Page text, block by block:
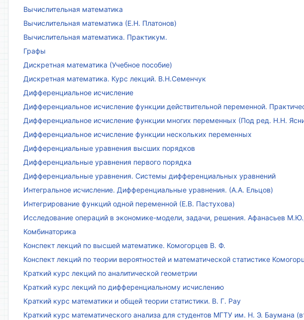
Вычислительная математика
Вычислительная математика (Е.Н. Платонов)
Вычислительная математика. Практикум.
Графы
Дискретная математика (Учебное пособие)
Дискретная математика. Курс лекций. В.Н.Семенчук
Дифференциальное исчисление
Дифференциальное исчисление функции действительной переменной.
Дифференциальное исчисление функции многих переменных (Под ред. Н.Н.
Дифференциальное исчисление функции нескольких переменных
Дифференциальные уравнения высших порядков
Дифференциальные уравнения первого порядка
Дифференциальные уравнения. Системы дифференциальных уравнений
Интегральное исчисление. Дифференциальные уравнения. (А.А. Ельцов)
Интегрирование функций одной переменной (Е.В. Пастухова)
Исследование операций в экономике-модели, задачи, решения. Афанасьев
Комбинаторика
Конспект лекций по высшей математике. Комогорцев В. Ф.
Конспект лекций по теории вероятностей и математической статистике
Краткий курс лекций по аналитической геометрии
Краткий курс лекций по дифференциальному исчислению
Краткий курс математики и общей теории статистики. В. Г. Рау
Краткий курс математического анализа для студентов МГТУ им. Н. Э. Баумана